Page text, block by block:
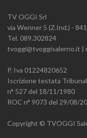
TV OGGI Srl
via Wenner 5 (Z.Ind.) -
Tel. 089.302824
tvoggi@tvoggisalerno.it |
P. Iva 01224820652
Iscrizione testata
n° 527 del 18/11/1980
ROC n° 9073 del 29/08/
Copyright © TVOGGI